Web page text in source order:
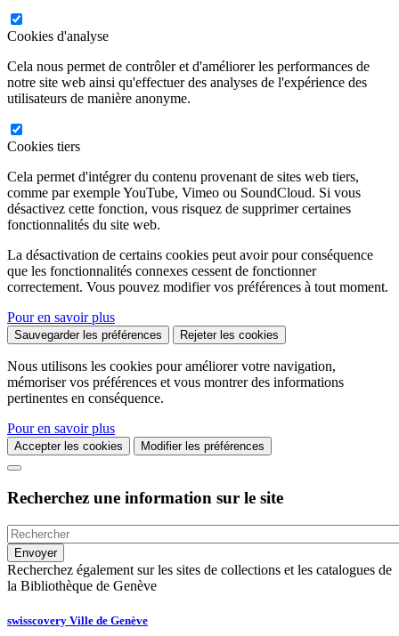
Cookies d'analyse
Cela nous permet de contrôler et d'améliorer les performances de
notre site web ainsi qu'effectuer des analyses de l'expérience des
utilisateurs de manière anonyme.
Cookies tiers
Cela permet d'intégrer du contenu provenant de sites web tiers,
comme par exemple YouTube, Vimeo ou SoundCloud. Si vous
désactivez cette fonction, vous risquez de supprimer certaines
fonctionnalités du site web.
La désactivation de certains cookies peut avoir pour conséquence
que les fonctionnalités connexes cessent de fonctionner
correctement. Vous pouvez modifier vos préférences à tout moment.
Pour en savoir plus
Sauvegarder les préférences Rejeter les cookies
Nous utilisons les cookies pour améliorer votre navigation,
mémoriser vos préférences et vous montrer des informations
pertinentes en conséquence.
Pour en savoir plus
Accepter les cookies Modifier les préférences
Recherchez une information sur le site
Recherchez également sur les sites de collections et les catalogues de
la Bibliothèque de Genève
swisscovery Ville de Genève